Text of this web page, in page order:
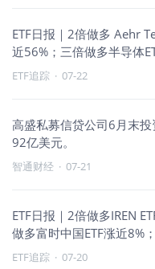
ETF日报｜2倍做多 Aehr
近56%；三倍做多半导体
风格领涨
ETF追踪 · 07-22
高盛私募信贷公司6月末
92亿美元。
智通财经 · 07-21
ETF日报｜2倍做多IREN
做多富时中国ETF涨近8%
ETF追踪 · 07-20